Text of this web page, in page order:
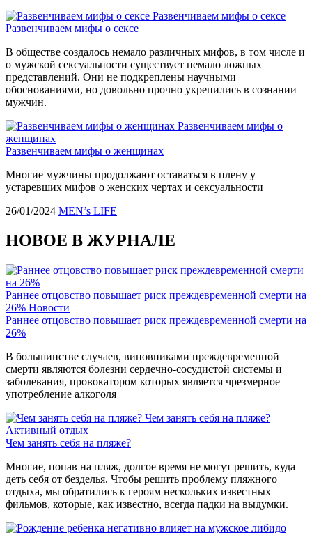
Развенчиваем мифы о сексе
Развенчиваем мифы о сексе
В обществе создалось немало различных мифов, в том числе и
о мужской сексуальности существует немало ложных
представлений. Они не подкреплены научными
обоснованиями, но довольно прочно укрепились в сознании
мужчин.
Развенчиваем мифы о
женщинах
Развенчиваем мифы о женщинах
Многие мужчины продолжают оставаться в плену у
устаревших мифов о женских чертах и сексуальности
26/01/2024 MEN’s LIFE
НОВОЕ В ЖУРНАЛЕ
Раннее отцовство повышает риск преждевременной смерти на
26% Новости
Раннее отцовство повышает риск преждевременной смерти на
26%
В большинстве случаев, виновниками преждевременной
смерти являются болезни сердечно-сосудистой системы и
заболевания, провокатором которых является чрезмерное
употребление алкоголя
Чем занять себя на пляже?
Активный отдых
Чем занять себя на пляже?
Многие, попав на пляж, долгое время не могут решить, куда
деть себя от безделья. Чтобы решить проблему пляжного
отдыха, мы обратились к героям нескольких известных
фильмов, которые, как известно, всегда падки на выдумки.